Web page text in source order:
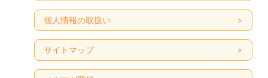
個人情報の取扱い
サイトマップ